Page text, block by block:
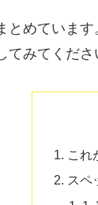
とめていま
てみてくださ
これ
スペ